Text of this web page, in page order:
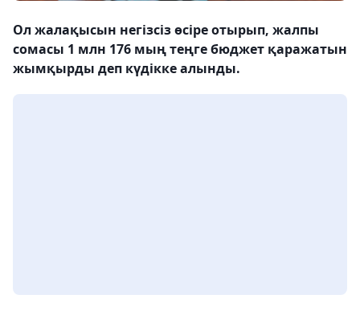
Ол жалақысын негізсіз өсіре отырып, жалпы
сомасы 1 млн 176 мың теңге бюджет қаражатын
жымқырды деп күдікке алынды.